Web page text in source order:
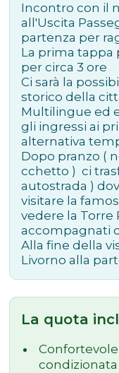
Incontro con il
all'Uscita
partenza per
La prima tappa
per circa 3 ore
Ci sarà la
storico della
Multilingue ed
gli ingressi ai
alternativa
Dopo pranzo (
cchetto ) ci
autostrada )
visitare la
vedere la
accompagnati
Alla fine della
Livorno alla
La quota
condizionata